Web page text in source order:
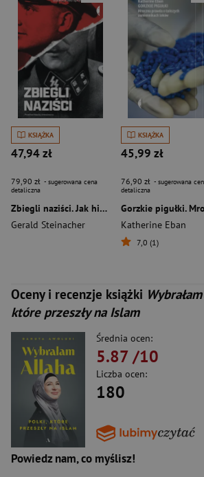
KSIĄŻKA
47,94 zł
79,90 zł - sugerowana cena
detaliczna
Zbiegli naziści. Jak hitlerowscy zbrodniarze uciekli przed sprawiedliwością wyd. 3
Gerald Steinacher
KSIĄŻKA
45,99 zł
76,90 zł - sugerowana
detaliczna
Katherine Eban
7,0 (1)
Oceny i recenzje książki
które przeszły na Islam
Średnia ocen:
5.87/10
Liczba ocen:
180
Powiedz nam, co myślisz!